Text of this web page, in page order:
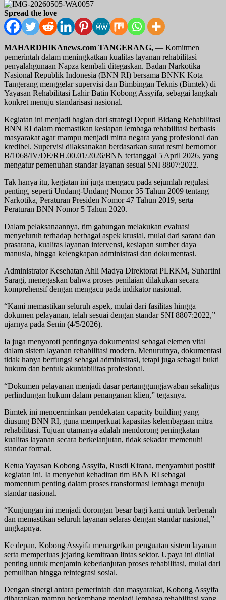
Spread the love
MAHARDHIKAnews.com TANGERANG, — Komitmen
pemerintah dalam meningkatkan kualitas layanan rehabilitasi
penyalahgunaan Napza kembali ditegaskan. Badan Narkotika
Nasional Republik Indonesia (BNN RI) bersama BNNK Kota
Tangerang menggelar supervisi dan Bimbingan Teknis (Bimtek) di
Yayasan Rehabilitasi Lahir Batin Kobong Assyifa, sebagai langkah
konkret menuju standarisasi nasional.
Kegiatan ini menjadi bagian dari strategi Deputi Bidang Rehabilitasi
BNN RI dalam memastikan kesiapan lembaga rehabilitasi berbasis
masyarakat agar mampu menjadi mitra negara yang profesional dan
kredibel. Supervisi dilaksanakan berdasarkan surat resmi bernomor
B/1068/IV/DE/RH.00.01/2026/BNN tertanggal 5 April 2026, yang
mengatur pemenuhan standar layanan sesuai SNI 8807:2022.
Tak hanya itu, kegiatan ini juga mengacu pada sejumlah regulasi
penting, seperti Undang-Undang Nomor 35 Tahun 2009 tentang
Narkotika, Peraturan Presiden Nomor 47 Tahun 2019, serta
Peraturan BNN Nomor 5 Tahun 2020.
Dalam pelaksanaannya, tim gabungan melakukan evaluasi
menyeluruh terhadap berbagai aspek krusial, mulai dari sarana dan
prasarana, kualitas layanan intervensi, kesiapan sumber daya
manusia, hingga kelengkapan administrasi dan dokumentasi.
Administrator Kesehatan Ahli Madya Direktorat PLRKM, Suhartini
Saragi, menegaskan bahwa proses penilaian dilakukan secara
komprehensif dengan mengacu pada indikator nasional.
“Kami memastikan seluruh aspek, mulai dari fasilitas hingga
dokumen pelayanan, telah sesuai dengan standar SNI 8807:2022,”
ujarnya pada Senin (4/5/2026).
Ia juga menyoroti pentingnya dokumentasi sebagai elemen vital
dalam sistem layanan rehabilitasi modern. Menurutnya, dokumentasi
tidak hanya berfungsi sebagai administrasi, tetapi juga sebagai bukti
hukum dan bentuk akuntabilitas profesional.
“Dokumen pelayanan menjadi dasar pertanggungjawaban sekaligus
perlindungan hukum dalam penanganan klien,” tegasnya.
Bimtek ini mencerminkan pendekatan capacity building yang
diusung BNN RI, guna memperkuat kapasitas kelembagaan mitra
rehabilitasi. Tujuan utamanya adalah mendorong peningkatan
kualitas layanan secara berkelanjutan, tidak sekadar memenuhi
standar formal.
Ketua Yayasan Kobong Assyifa, Rusdi Kirana, menyambut positif
kegiatan ini. Ia menyebut kehadiran tim BNN RI sebagai
momentum penting dalam proses transformasi lembaga menuju
standar nasional.
“Kunjungan ini menjadi dorongan besar bagi kami untuk berbenah
dan memastikan seluruh layanan selaras dengan standar nasional,”
ungkapnya.
Ke depan, Kobong Assyifa menargetkan penguatan sistem layanan
serta memperluas jejaring kemitraan lintas sektor. Upaya ini dinilai
penting untuk menjamin keberlanjutan proses rehabilitasi, mulai dari
pemulihan hingga reintegrasi sosial.
Dengan sinergi antara pemerintah dan masyarakat, Kobong Assyifa